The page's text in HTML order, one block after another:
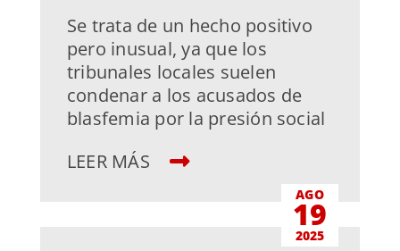
Se trata de un hecho positivo
pero inusual, ya que los
tribunales locales suelen
condenar a los acusados de
blasfemia por la presión social
LEER MÁS
AGO
19
2025